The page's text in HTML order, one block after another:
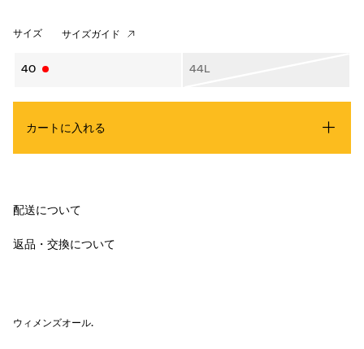
サイズ サイズガイド
40 44L
カートに入れる
配送について
返品・交換について
ウィメンズオール.